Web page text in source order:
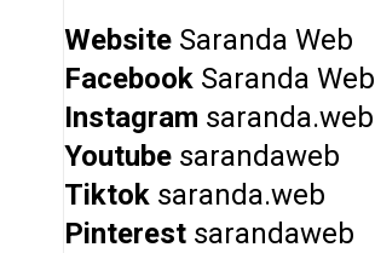
Website Saranda Web
Facebook Saranda Web
Instagram saranda.web
Youtube sarandaweb
Tiktok saranda.web
Pinterest sarandaweb